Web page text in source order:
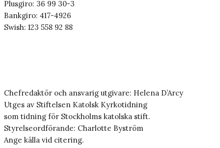
Plusgiro: 36 99 30-3
Bankgiro: 417-4926
Swish: 123 558 92 88
Chefredaktör och ansvarig utgivare: Helena D’Arcy
Utges av Stiftelsen Katolsk Kyrkotidning
som tidning för Stockholms katolska stift.
Styrelseordförande: Charlotte Byström
Ange källa vid citering.